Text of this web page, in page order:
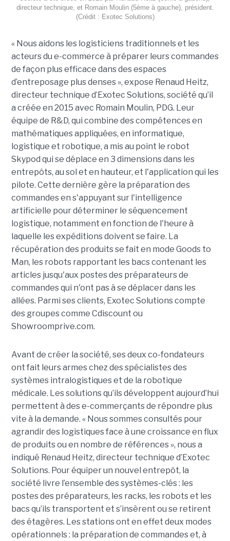
directeur technique, et Romain Moulin (5ème à gauche), président.
(Crédit : Exotec Solutions)
« Nous aidons les logisticiens traditionnels et les
acteurs du e-commerce à préparer leurs commandes
de façon plus efficace dans des espaces
d’entreposage plus denses », expose Renaud Heitz,
directeur technique d’Exotec Solutions, société qu’il
a créée en 2015 avec Romain Moulin, PDG. Leur
équipe de R&D, qui combine des compétences en
mathématiques appliquées, en informatique,
logistique et robotique, a mis au point le robot
Skypod qui se déplace en 3 dimensions dans les
entrepôts, au sol et en hauteur, et l'application qui les
pilote. Cette dernière gère la préparation des
commandes en s'appuyant sur l'intelligence
artificielle pour déterminer le séquencement
logistique, notamment en fonction de l'heure à
laquelle les expéditions doivent se faire. La
récupération des produits se fait en mode Goods to
Man, les robots rapportant les bacs contenant les
articles jusqu'aux postes des préparateurs de
commandes qui n'ont pas à se déplacer dans les
allées. Parmi ses clients, Exotec Solutions compte
des groupes comme Cdiscount ou
Showroomprive.com.
Avant de créer la société, ses deux co-fondateurs
ont fait leurs armes chez des spécialistes des
systèmes intralogistiques et de la robotique
médicale. Les solutions qu’ils développent aujourd’hui
permettent à des e-commerçants de répondre plus
vite à la demande. « Nous sommes consultés pour
agrandir des logistiques face à une croissance en flux
de produits ou en nombre de références », nous a
indiqué Renaud Heitz, directeur technique d’Exotec
Solutions. Pour équiper un nouvel entrepôt, la
société livre l’ensemble des systèmes-clés : les
postes des préparateurs, les racks, les robots et les
bacs qu’ils transportent et s’insèrent ou se retirent
des étagères. Les stations ont en effet deux modes
opérationnels : la préparation de commandes et, à